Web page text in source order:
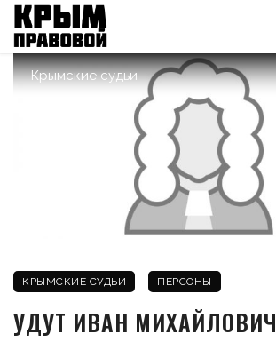
Крымские судьи
КРЫМСКИЕ СУДЬИ ПЕРСОНЫ
УДУТ ИВАН МИХАЙЛОВИЧ